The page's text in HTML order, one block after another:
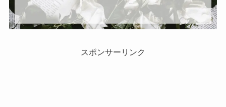
スポンサーリンク